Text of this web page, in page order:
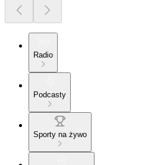
Radio
Podcasty
Sporty na żywo